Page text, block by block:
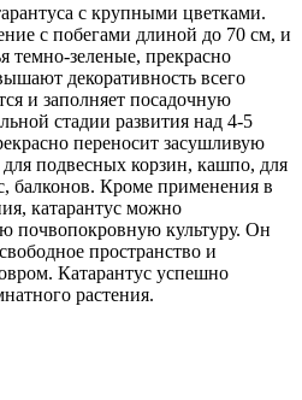
с крупными цветками.
с побегами длиной до 70 см, и
темно-зеленые, прекрасно
декоративность всего
и заполняет посадочную
стадии развития над 4-5
переносит засушливую
подвесных корзин, кашпо, для
балконов. Кроме применения в
катарантус можно
почвопокровную культуру. Он
пространство и
Катарантус успешно
растения.